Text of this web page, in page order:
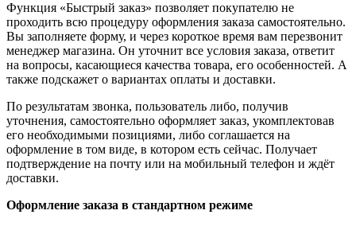
Функция «Быстрый заказ» позволяет покупателю не
проходить всю процедуру оформления заказа самостоятельно.
Вы заполняете форму, и через короткое время вам перезвонит
менеджер магазина. Он уточнит все условия заказа, ответит
на вопросы, касающиеся качества товара, его особенностей. А
также подскажет о вариантах оплаты и доставки.
По результатам звонка, пользователь либо, получив
уточнения, самостоятельно оформляет заказ, укомплектовав
его необходимыми позициями, либо соглашается на
оформление в том виде, в котором есть сейчас. Получает
подтверждение на почту или на мобильный телефон и ждёт
доставки.
Оформление заказа в стандартном режиме